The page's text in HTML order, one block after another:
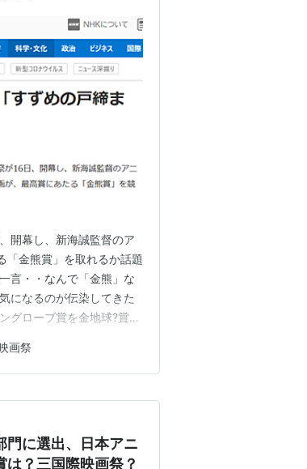
開幕し、新海誠監督のア
「金熊賞」を取れるか話題
言・・なんで「金熊」な
になるのが伝染してきた
グローブ賞を金地球?賞と
ドイツ語を英語的にする
画祭
門に選出、日本アニ
？三国際映画祭？